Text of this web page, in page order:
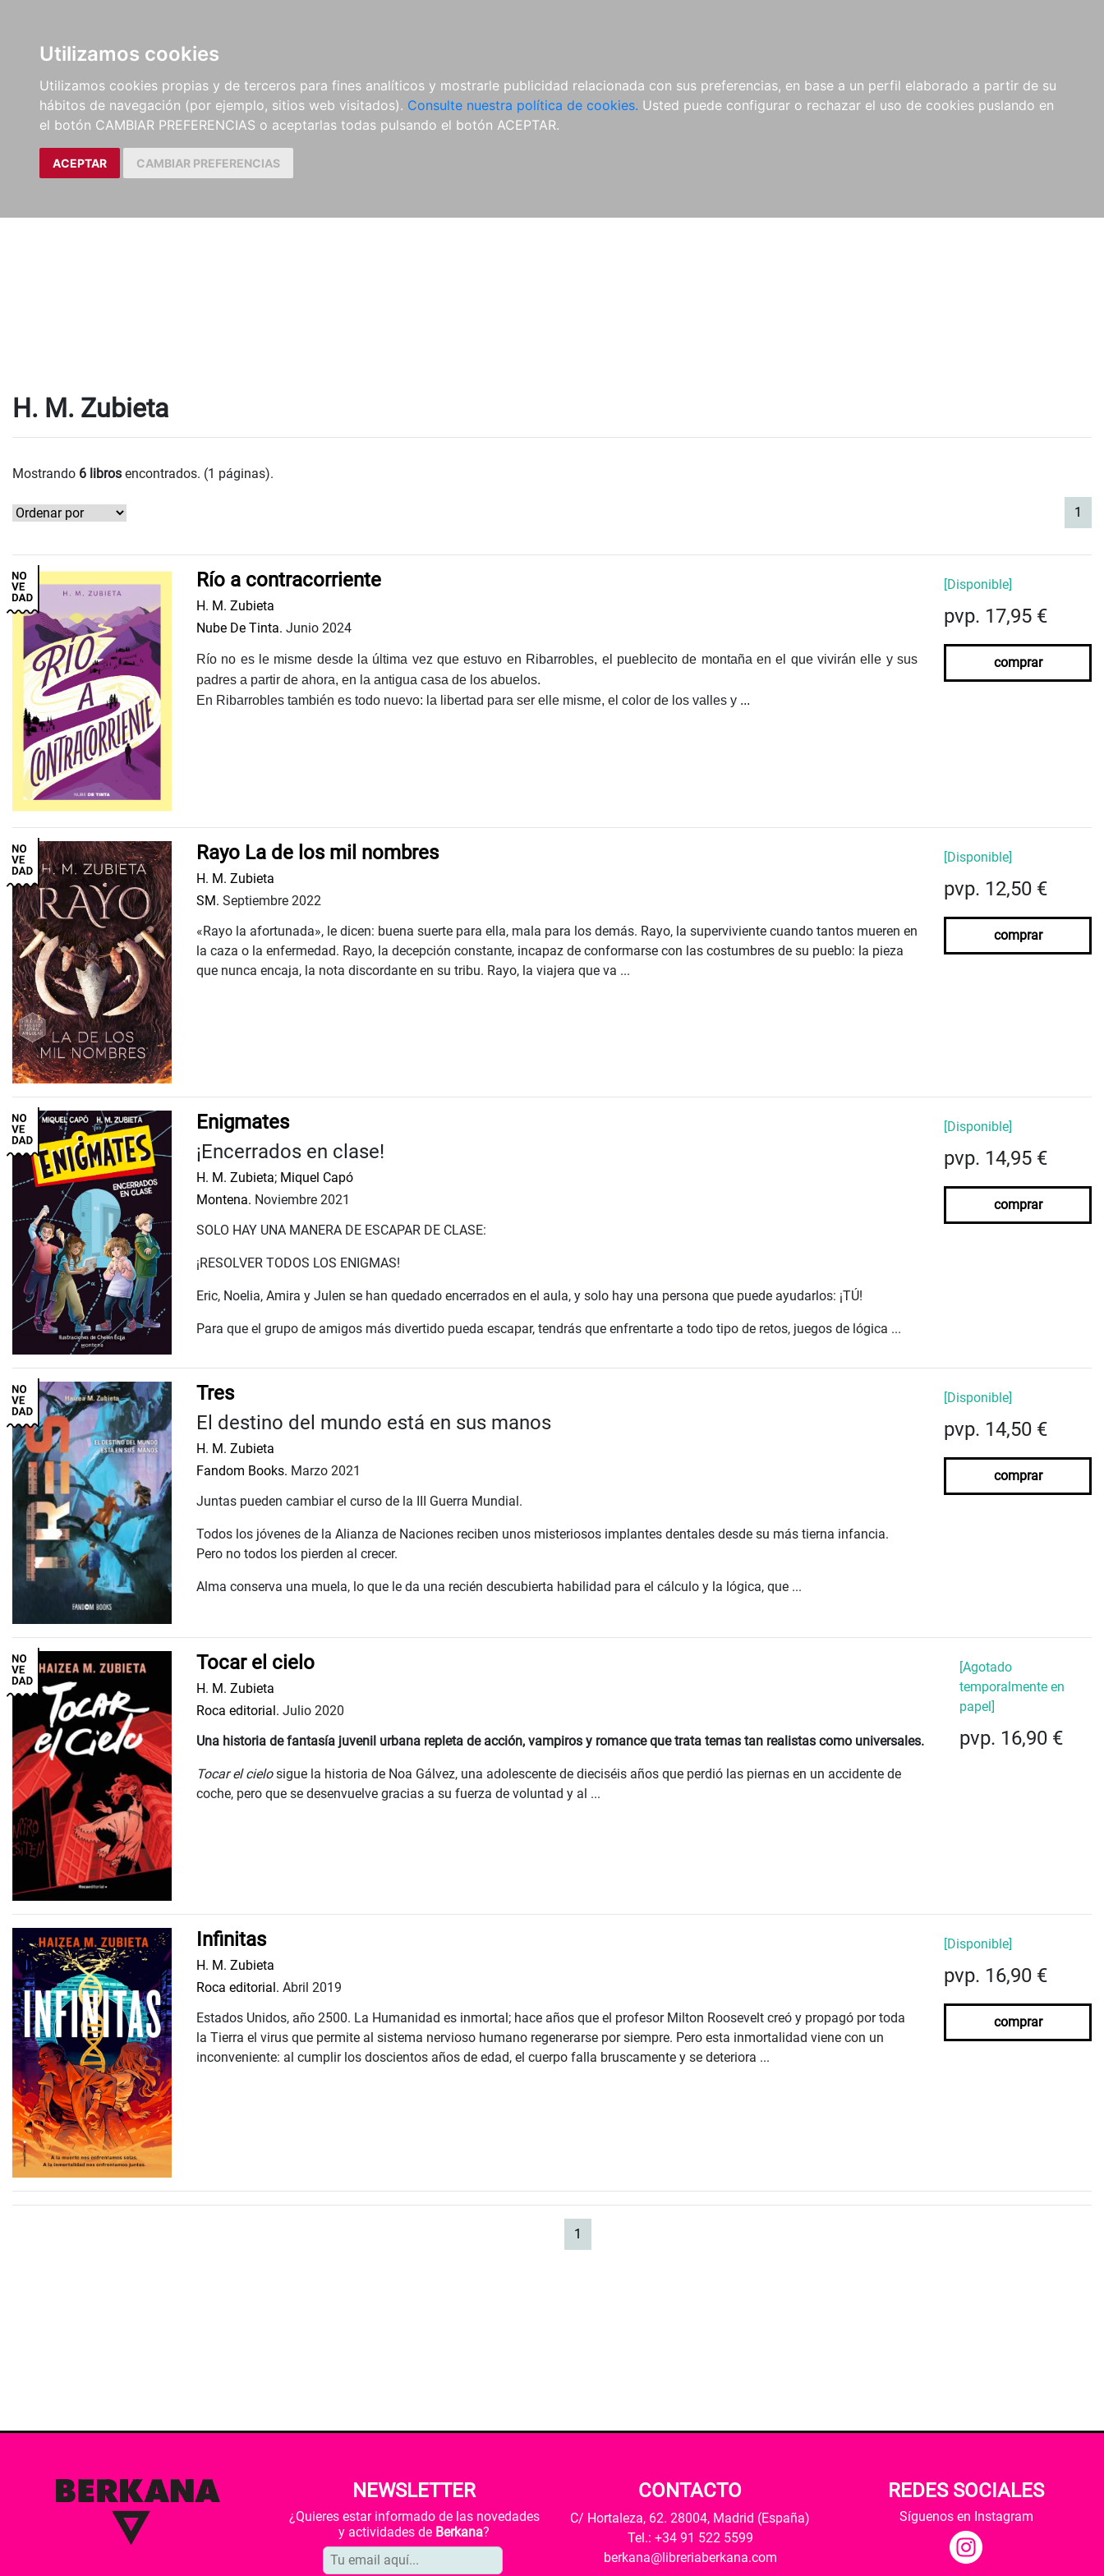
Utilizamos cookies
Utilizamos cookies propias y de terceros para fines analíticos y mostrarle publicidad relacionada con sus preferencias, en base a un perfil elaborado a partir de su
hábitos de navegación (por ejemplo, sitios web visitados). Consulte nuestra política de cookies. Usted puede configurar o rechazar el uso de cookies puslando en
el botón CAMBIAR PREFERENCIAS o aceptarlas todas pulsando el botón ACEPTAR.
ACEPTAR CAMBIAR PREFERENCIAS
H. M. Zubieta
Mostrando 6 libros encontrados. (1 páginas).
1
Río a contracorriente
H. M. Zubieta
Nube De Tinta. Junio 2024
Río no es le misme desde la última vez que estuvo en Ribarrobles, el pueblecito de montaña en el que vivirán elle y sus
padres a partir de ahora, en la antigua casa de los abuelos.
En Ribarrobles también es todo nuevo: la libertad para ser elle misme, el color de los valles y ...
[Disponible]
pvp. 17,95 €
comprar
Rayo La de los mil nombres
H. M. Zubieta
SM. Septiembre 2022
«Rayo la afortunada», le dicen: buena suerte para ella, mala para los demás. Rayo, la superviviente cuando tantos mueren en
la caza o la enfermedad. Rayo, la decepción constante, incapaz de conformarse con las costumbres de su pueblo: la pieza
que nunca encaja, la nota discordante en su tribu. Rayo, la viajera que va ...
[Disponible]
pvp. 12,50 €
comprar
Enigmates
¡Encerrados en clase!
H. M. Zubieta; Miquel Capó
Montena. Noviembre 2021
SOLO HAY UNA MANERA DE ESCAPAR DE CLASE:
¡RESOLVER TODOS LOS ENIGMAS!
Eric, Noelia, Amira y Julen se han quedado encerrados en el aula, y solo hay una persona que puede ayudarlos: ¡TÚ!
Para que el grupo de amigos más divertido pueda escapar, tendrás que enfrentarte a todo tipo de retos, juegos de lógica ...
[Disponible]
pvp. 14,95 €
comprar
Tres
El destino del mundo está en sus manos
H. M. Zubieta
Fandom Books. Marzo 2021
Juntas pueden cambiar el curso de la III Guerra Mundial.
Todos los jóvenes de la Alianza de Naciones reciben unos misteriosos implantes dentales desde su más tierna infancia.
Pero no todos los pierden al crecer.
Alma conserva una muela, lo que le da una recién descubierta habilidad para el cálculo y la lógica, que ...
[Disponible]
pvp. 14,50 €
comprar
Tocar el cielo
H. M. Zubieta
Roca editorial. Julio 2020
Una historia de fantasía juvenil urbana repleta de acción, vampiros y romance que trata temas tan realistas como universales.
Tocar el cielosigue la historia de Noa Gálvez, una adolescente de dieciséis años que perdió las piernas en un accidente de
coche, pero que se desenvuelve gracias a su fuerza de voluntad y al ...
[Agotado
temporalmente en
papel]
pvp. 16,90 €
Infinitas
H. M. Zubieta
Roca editorial. Abril 2019
Estados Unidos, año 2500. La Humanidad es inmortal; hace años que el profesor Milton Roosevelt creó y propagó por toda
la Tierra el virus que permite al sistema nervioso humano regenerarse por siempre. Pero esta inmortalidad viene con un
inconveniente: al cumplir los doscientos años de edad, el cuerpo falla bruscamente y se deteriora ...
[Disponible]
pvp. 16,90 €
comprar
1
NEWSLETTER
¿Quieres estar informado de las novedades
y actividades de Berkana?
CONTACTO
C/ Hortaleza, 62. 28004, Madrid (España)
Tel.: +34 91 522 5599
berkana@libreriaberkana.com
REDES SOCIALES
Síguenos en Instagram